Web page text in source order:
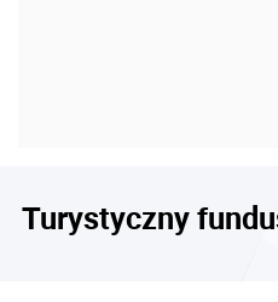
Turystyczny